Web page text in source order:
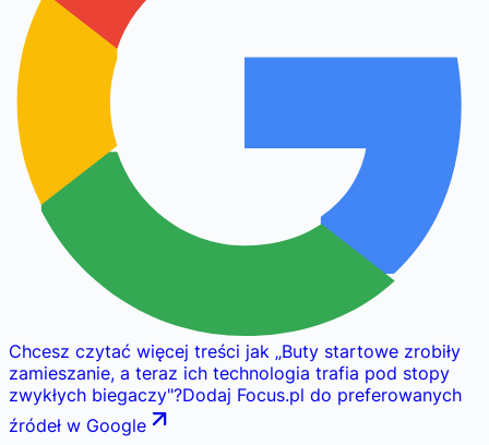
Chcesz czytać więcej treści jak „Buty startowe zrobiły
zamieszanie, a teraz ich technologia trafia pod stopy
zwykłych biegaczy"?Dodaj Focus.pl do preferowanych
źródeł w Google